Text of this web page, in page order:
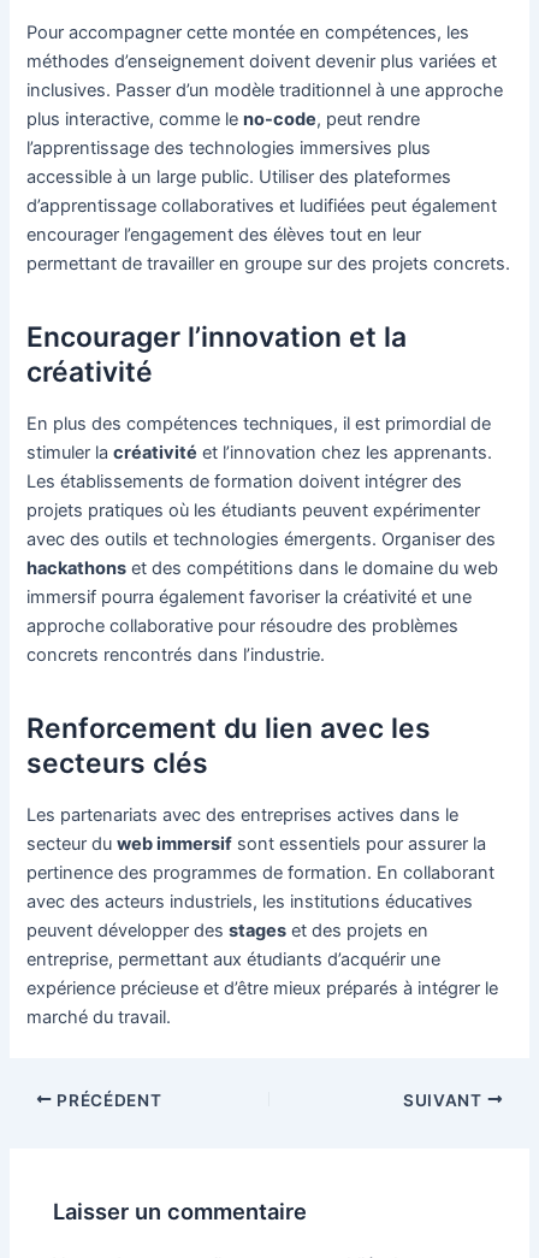
Pour accompagner cette montée en compétences, les
méthodes d’enseignement doivent devenir plus variées et
inclusives. Passer d’un modèle traditionnel à une approche
plus interactive, comme leno-code, peut rendre
l’apprentissage des technologies immersives plus
accessible à un large public. Utiliser des plateformes
d’apprentissage collaboratives et ludifiées peut également
encourager l’engagement des élèves tout en leur
permettant de travailler en groupe sur des projets concrets.
Encourager l’innovation et la
créativité
En plus des compétences techniques, il est primordial de
stimuler lacréativité et l’innovation chez les apprenants.
Les établissements de formation doivent intégrer des
projets pratiques où les étudiants peuvent expérimenter
avec des outils et technologies émergents. Organiser des
hackathons et des compétitions dans le domaine du web
immersif pourra également favoriser la créativité et une
approche collaborative pour résoudre des problèmes
concrets rencontrés dans l’industrie.
Renforcement du lien avec les
secteurs clés
Les partenariats avec des entreprises actives dans le
secteur duweb immersif sont essentiels pour assurer la
pertinence des programmes de formation. En collaborant
avec des acteurs industriels, les institutions éducatives
peuvent développer desstages et des projets en
entreprise, permettant aux étudiants d’acquérir une
expérience précieuse et d’être mieux préparés à intégrer le
marché du travail.
NavigationPRÉCÉDENT SUIVANT
Laisser un commentaire